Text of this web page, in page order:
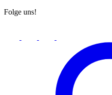
Folge uns!